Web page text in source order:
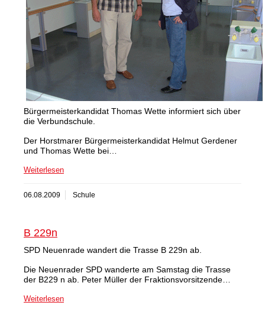
Bürgermeisterkandidat Thomas Wette informiert sich über
die Verbundschule.
Der Horstmarer Bürgermeisterkandidat Helmut Gerdener
und Thomas Wette bei…
Weiterlesen
06.08.2009 Schule
B 229n
SPD Neuenrade wandert die Trasse B 229n ab.
Die Neuenrader SPD wanderte am Samstag die Trasse
der B229 n ab. Peter Müller der Fraktionsvorsitzende…
Weiterlesen